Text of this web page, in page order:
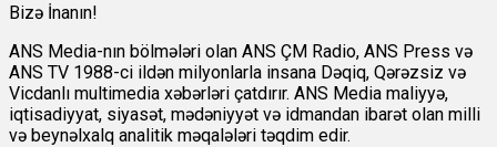
Bizə İnanın!
ANS Media-nın bölmələri olan ANS ÇM Radio, ANS Press və
ANS TV 1988-ci ildən milyonlarla insana Dəqiq, Qərəzsiz və
Vicdanlı multimedia xəbərləri çatdırır. ANS Media maliyyə,
iqtisadiyyat, siyasət, mədəniyyət və idmandan ibarət olan milli
və beynəlxalq analitik məqalələri təqdim edir.